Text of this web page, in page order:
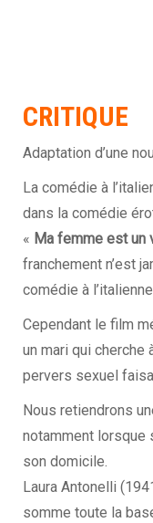
CRITIQUE
Adaptation d’une
La comédie à
dans la comédie
« Ma femme est un
franchement n’est
comédie à
Cependant le film
un mari qui cherche
pervers sexuel
Nous retiendrons
notamment lorsque
son domicile.
Laura Antonelli
somme toute la